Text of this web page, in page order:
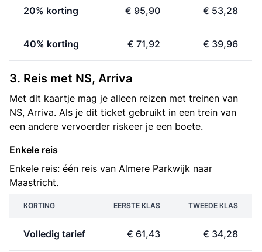
20% korting € 95,90 € 53,28
40% korting € 71,92 € 39,96
3. Reis met NS, Arriva
Met dit kaartje mag je alleen reizen met treinen van
NS, Arriva. Als je dit ticket gebruikt in een trein van
een andere vervoerder riskeer je een boete.
Enkele reis
Enkele reis: één reis van Almere Parkwijk naar
Maastricht.
KORTING EERSTE KLAS TWEEDE KLAS
Volledig tarief € 61,43 € 34,28